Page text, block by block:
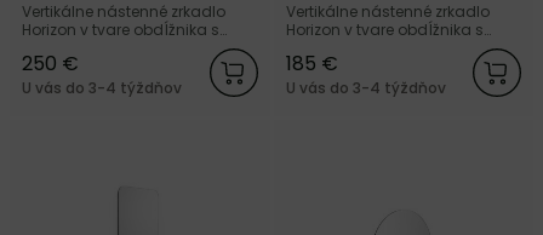
Vertikálne nástenné zrkadlo
Horizon v tvare obdĺžnika s
nehrdzavejúcej ocele od
dánskej značky Normann
250 €
U vás do 3-4 týždňov
Vertikálne nástenné zrkadlo
Horizon v tvare obdĺžnika s
integrovanou policou z bielej
práškovanej ocele od dánskej
značky Normann Copenhagen.
185 €
U vás do 3-4 týždňov